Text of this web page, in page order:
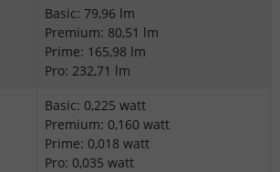
Basic: 79,96 lm
Premium: 80,51 lm
Prime: 165,98 lm
Pro: 232,71 lm
Basic: 0,225 watt
Premium: 0,160 watt
Prime: 0,018 watt
Pro: 0,035 watt